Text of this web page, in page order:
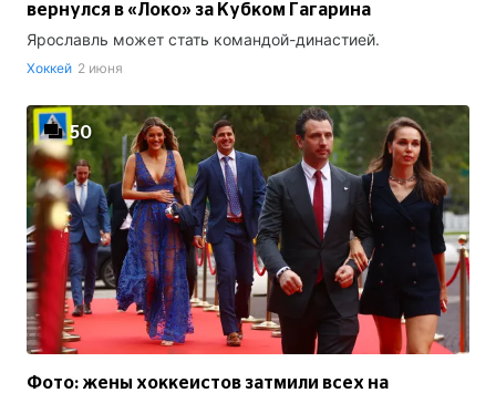
вернулся в «Локо» за Кубком Гагарина
Ярославль может стать командой-династией.
Хоккей 2 июня
Фото: жены хоккеистов затмили всех на
50